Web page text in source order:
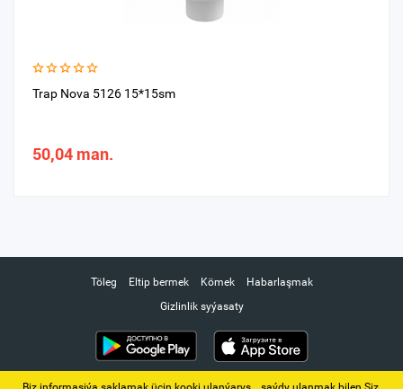
Trap Nova 5126 15*15sm
50,04 man.
Töleg Eltip bermek Kömek
Habarlaşmak
Gizlinlik syýasaty